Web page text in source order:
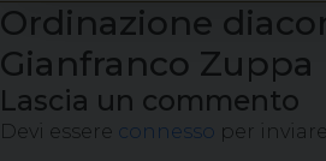
Ordinazione
Gianfranco Zuppa
Lascia un commento
Devi essere connesso per